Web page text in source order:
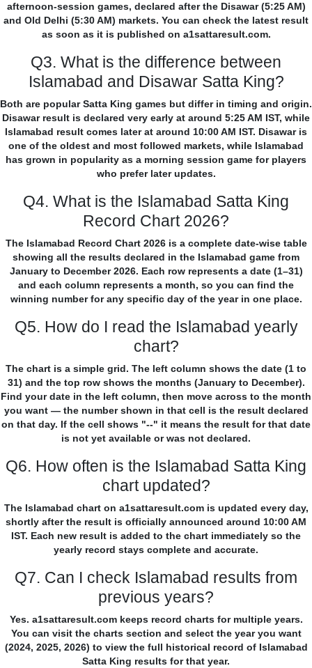
afternoon-session games, declared after the Disawar (5:25 AM)
and Old Delhi (5:30 AM) markets. You can check the latest result
as soon as it is published on a1sattaresult.com.
Q3. What is the difference between
Islamabad and Disawar Satta King?
Both are popular Satta King games but differ in timing and origin.
Disawar result is declared very early at around 5:25 AM IST, while
Islamabad result comes later at around 10:00 AM IST. Disawar is
one of the oldest and most followed markets, while Islamabad
has grown in popularity as a morning session game for players
who prefer later updates.
Q4. What is the Islamabad Satta King
Record Chart 2026?
The Islamabad Record Chart 2026 is a complete date-wise table
showing all the results declared in the Islamabad game from
January to December 2026. Each row represents a date (1–31)
and each column represents a month, so you can find the
winning number for any specific day of the year in one place.
Q5. How do I read the Islamabad yearly
chart?
The chart is a simple grid. The left column shows the date (1 to
31) and the top row shows the months (January to December).
Find your date in the left column, then move across to the month
you want — the number shown in that cell is the result declared
on that day. If the cell shows "--" it means the result for that date
is not yet available or was not declared.
Q6. How often is the Islamabad Satta King
chart updated?
The Islamabad chart on a1sattaresult.com is updated every day,
shortly after the result is officially announced around 10:00 AM
IST. Each new result is added to the chart immediately so the
yearly record stays complete and accurate.
Q7. Can I check Islamabad results from
previous years?
Yes. a1sattaresult.com keeps record charts for multiple years.
You can visit the charts section and select the year you want
(2024, 2025, 2026) to view the full historical record of Islamabad
Satta King results for that year.